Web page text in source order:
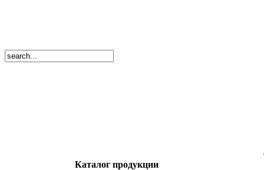
Каталог продукции